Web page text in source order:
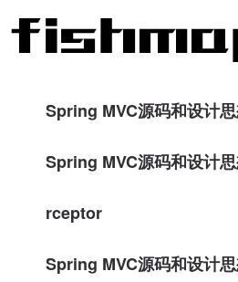
Spring MVC源码和设计
Spring MVC源码和设计
rceptor
Spring MVC源码和设计